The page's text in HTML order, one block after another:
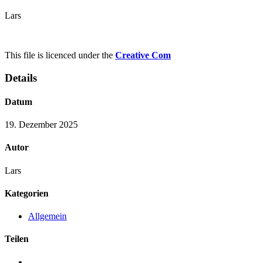
Lars
This file is licenced under the Creative Com
Details
Datum
19. Dezember 2025
Autor
Lars
Kategorien
Allgemein
Teilen